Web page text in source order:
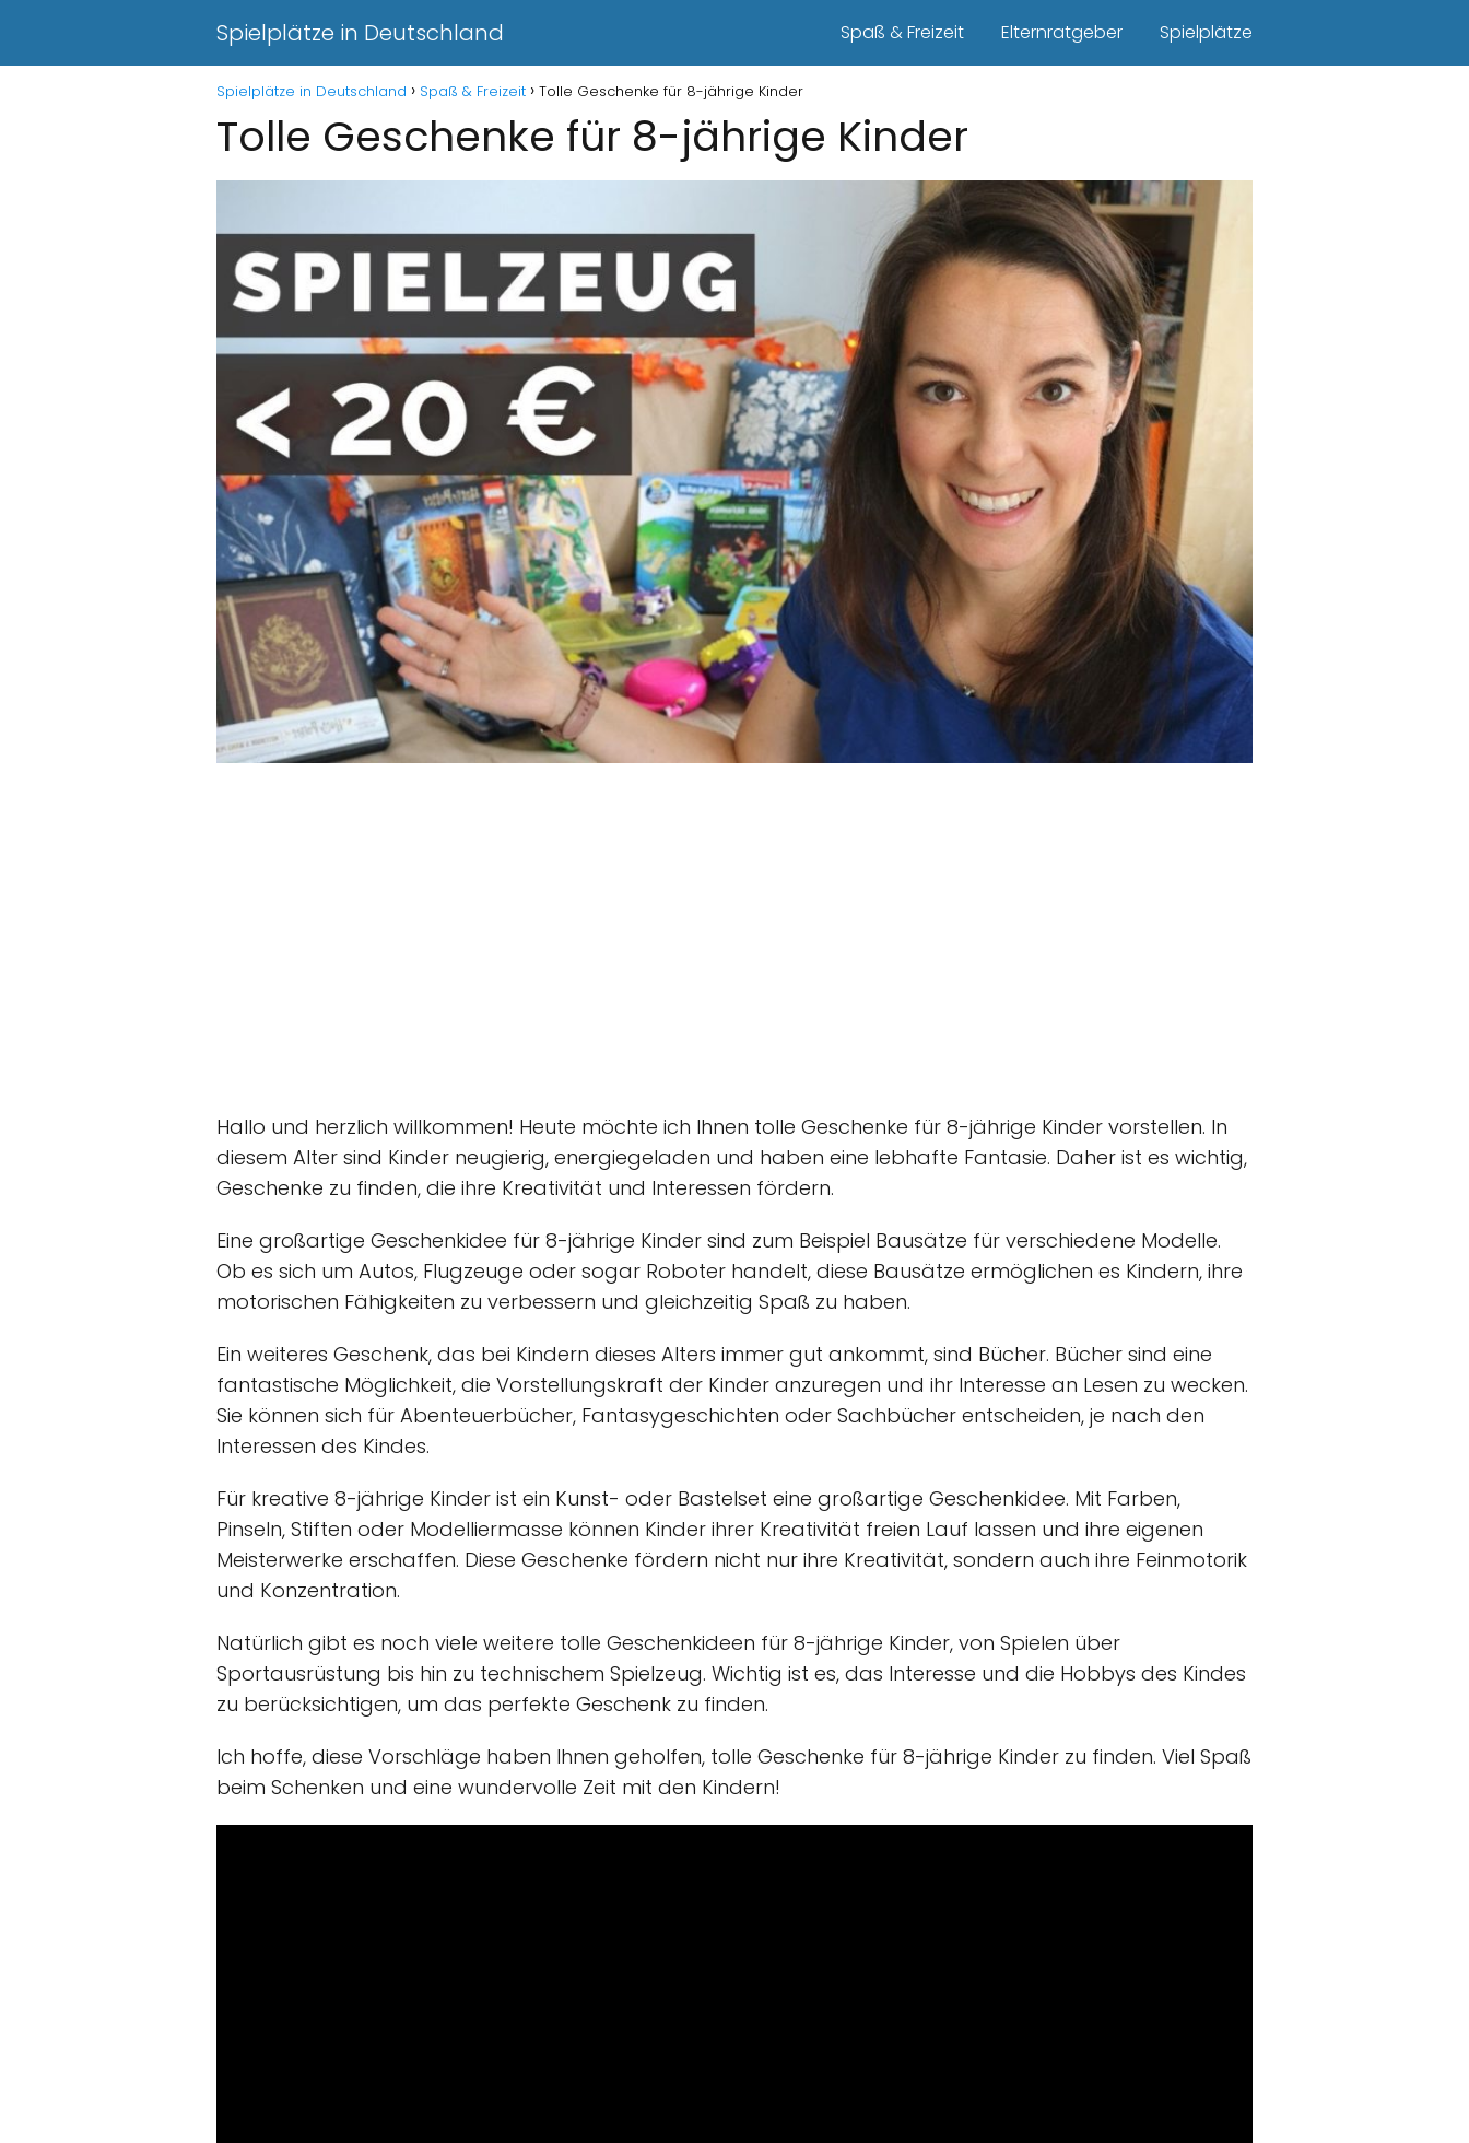
Spielplätze in Deutschland Spaß & Freizeit Elternratgeber Spielplätze
Spielplätze in Deutschland Spaß & Freizeit Tolle Geschenke für 8-jährige Kinder
Tolle Geschenke für 8-jährige Kinder
Hallo und herzlich willkommen! Heute möchte ich Ihnen tolle Geschenke für 8-jährige Kinder vorstellen. In
diesem Alter sind Kinder neugierig, energiegeladen und haben eine lebhafte Fantasie. Daher ist es wichtig,
Geschenke zu finden, die ihre Kreativität und Interessen fördern.
Eine großartige Geschenkidee für 8-jährige Kinder sind zum Beispiel Bausätze für verschiedene Modelle.
Ob es sich um Autos, Flugzeuge oder sogar Roboter handelt, diese Bausätze ermöglichen es Kindern, ihre
motorischen Fähigkeiten zu verbessern und gleichzeitig Spaß zu haben.
Ein weiteres Geschenk, das bei Kindern dieses Alters immer gut ankommt, sind Bücher. Bücher sind eine
fantastische Möglichkeit, die Vorstellungskraft der Kinder anzuregen und ihr Interesse an Lesen zu wecken.
Sie können sich für Abenteuerbücher, Fantasygeschichten oder Sachbücher entscheiden, je nach den
Interessen des Kindes.
Für kreative 8-jährige Kinder ist ein Kunst- oder Bastelset eine großartige Geschenkidee. Mit Farben,
Pinseln, Stiften oder Modelliermasse können Kinder ihrer Kreativität freien Lauf lassen und ihre eigenen
Meisterwerke erschaffen. Diese Geschenke fördern nicht nur ihre Kreativität, sondern auch ihre Feinmotorik
und Konzentration.
Natürlich gibt es noch viele weitere tolle Geschenkideen für 8-jährige Kinder, von Spielen über
Sportausrüstung bis hin zu technischem Spielzeug. Wichtig ist es, das Interesse und die Hobbys des Kindes
zu berücksichtigen, um das perfekte Geschenk zu finden.
Ich hoffe, diese Vorschläge haben Ihnen geholfen, tolle Geschenke für 8-jährige Kinder zu finden. Viel Spaß
beim Schenken und eine wundervolle Zeit mit den Kindern!